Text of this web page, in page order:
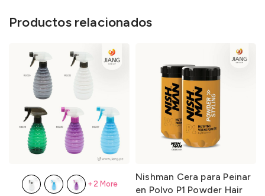
Productos relacionados
+2 More
Nishman Cera para Peinar
en Polvo P1 Powder Hair